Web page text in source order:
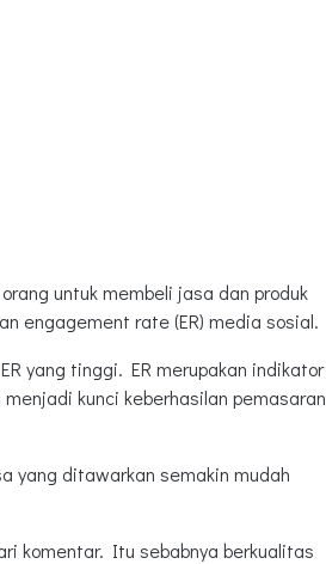
untuk membeli jasa dan produk
engagement rate (ER) media sosial.
yang tinggi. ER merupakan indikator
kunci keberhasilan pemasaran
yang ditawarkan semakin mudah
komentar. Itu sebabnya berkualitas